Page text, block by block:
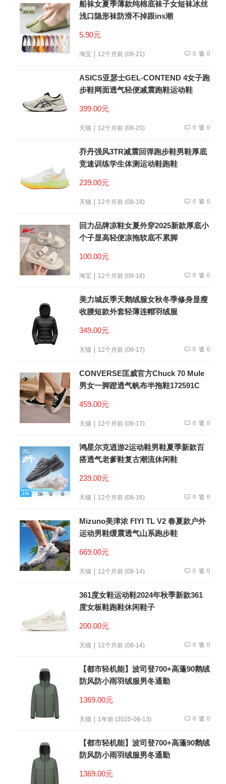
船袜女夏季薄款纯棉底袜子女短袜冰丝
浅口隐形袜防滑不掉跟ins潮
5.90元
淘宝 12个月前 (08-21) 0 0
ASICS亚瑟士GEL-CONTEND 4女子跑
步鞋网面透气轻便减震跑鞋运动鞋
399.00元
天猫 12个月前 (08-20) 0 0
乔丹强风3TR减震回弹跑步鞋男鞋厚底
竞速训练学生体测运动鞋跑鞋
239.00元
天猫 12个月前 (08-18) 0 0
回力品牌凉鞋女夏外穿2025新款厚底小
个子显高轻便凉拖软底不累脚
100.00元
淘宝 12个月前 (08-18) 0 0
美力城反季天鹅绒服女秋冬季修身显瘦
收腰短款外套轻薄连帽羽绒服
349.00元
天猫 12个月前 (08-17) 0 0
CONVERSE匡威官方Chuck 70 Mule
男女一脚蹬透气帆布半拖鞋172591C
459.00元
天猫 12个月前 (08-17) 0 0
鸿星尔克逍游2运动鞋男鞋夏季新款百
搭透气老爹鞋复古潮流休闲鞋
239.00元
天猫 12个月前 (08-16) 0 0
Mizuno美津浓 FIYI TL V2 春夏款户外
运动男鞋缓震透气山系跑步鞋
669.00元
天猫 12个月前 (08-14) 0 0
361度女鞋运动鞋2024年秋季新款361
度女板鞋跑鞋休闲鞋子
200.00元
天猫 12个月前 (08-14) 0 0
【都市轻机能】波司登700+高蓬90鹅绒
防风防小雨羽绒服男冬通勤
1369.00元
天猫 1年前 (2025-08-13) 0 0
【都市轻机能】波司登700+高蓬90鹅绒
防风防小雨羽绒服男冬通勤
1369.00元